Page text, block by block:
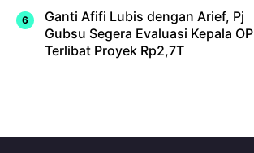
Ganti Afifi Lubis dengan Arief, Pj
Gubsu Segera Evaluasi Kepala
Terlibat Proyek Rp2,7T